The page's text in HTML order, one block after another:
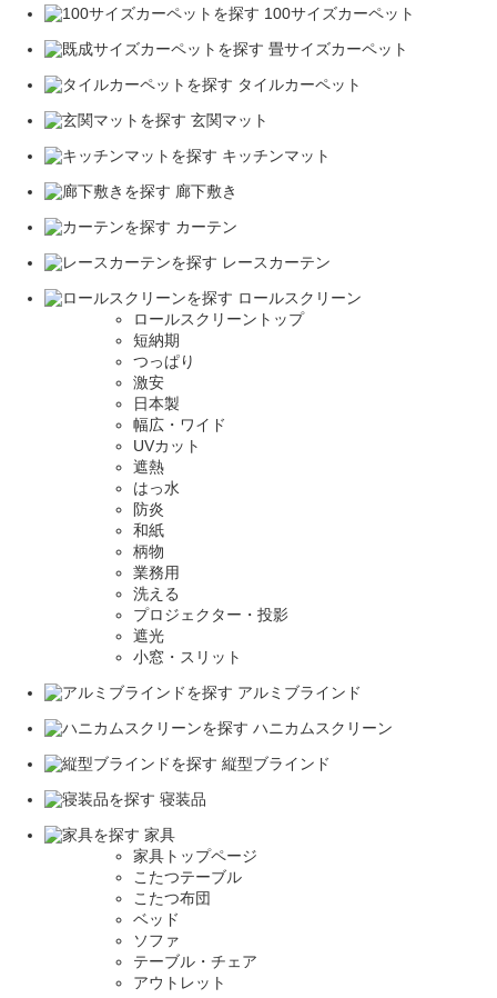
100サイズカーペット
畳サイズカーペット
タイルカーペット
玄関マット
キッチンマット
廊下敷き
カーテン
レースカーテン
ロールスクリーン
ロールスクリーントップ
短納期
つっぱり
激安
日本製
幅広・ワイド
UVカット
遮熱
はっ水
防炎
和紙
柄物
業務用
洗える
プロジェクター・投影
遮光
小窓・スリット
アルミブラインド
ハニカムスクリーン
縦型ブラインド
寝装品
家具
家具トップページ
こたつテーブル
こたつ布団
ベッド
ソファ
テーブル・チェア
アウトレット